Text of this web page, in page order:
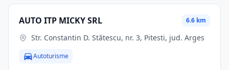
AUTO ITP MICKY SRL 6.6 km
Str. Constantin D. Stătescu, nr. 3, Pitesti, jud. Arges
Autoturisme